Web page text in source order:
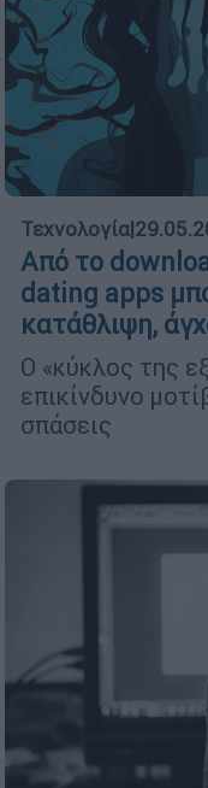
Τεχνολογία|
Από το
dating apps
κατάθλιψη,
Ο «κύκλος της
επικίνδυνο
σπάσεις